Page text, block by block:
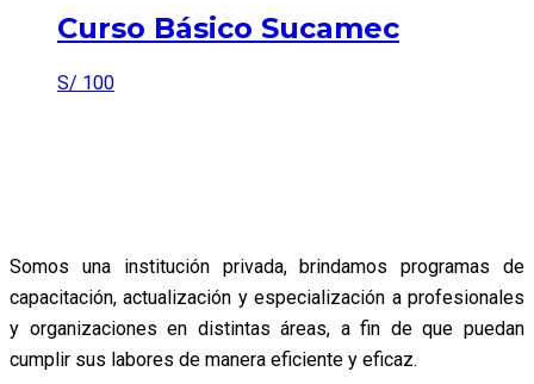
Curso Básico Sucamec
S/ 100
Somos una institución privada, brindamos programas de
capacitación, actualización y especialización a profesionales
y organizaciones en distintas áreas, a fin de que puedan
cumplir sus labores de manera eficiente y eficaz.